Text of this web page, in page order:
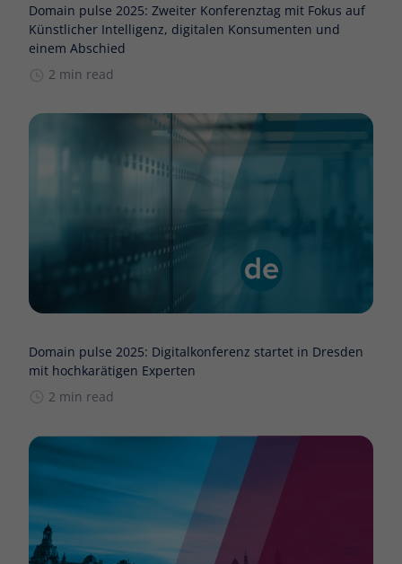
Domain pulse 2025: Zweiter Konferenztag mit Fokus auf
Künstlicher Intelligenz, digitalen Konsumenten und
einem Abschied
2 min read
Domain pulse 2025: Digitalkonferenz startet in Dresden
mit hochkarätigen Experten
2 min read